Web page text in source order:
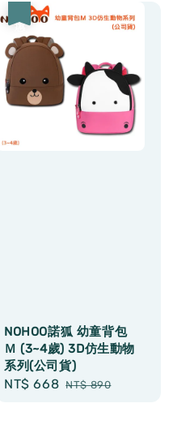
NOHOO諾狐 幼童背包
Ｍ (3~4歲) 3D仿生動物
系列(公司貨)
Sale
NT$ 668 Regular
NT$ 890